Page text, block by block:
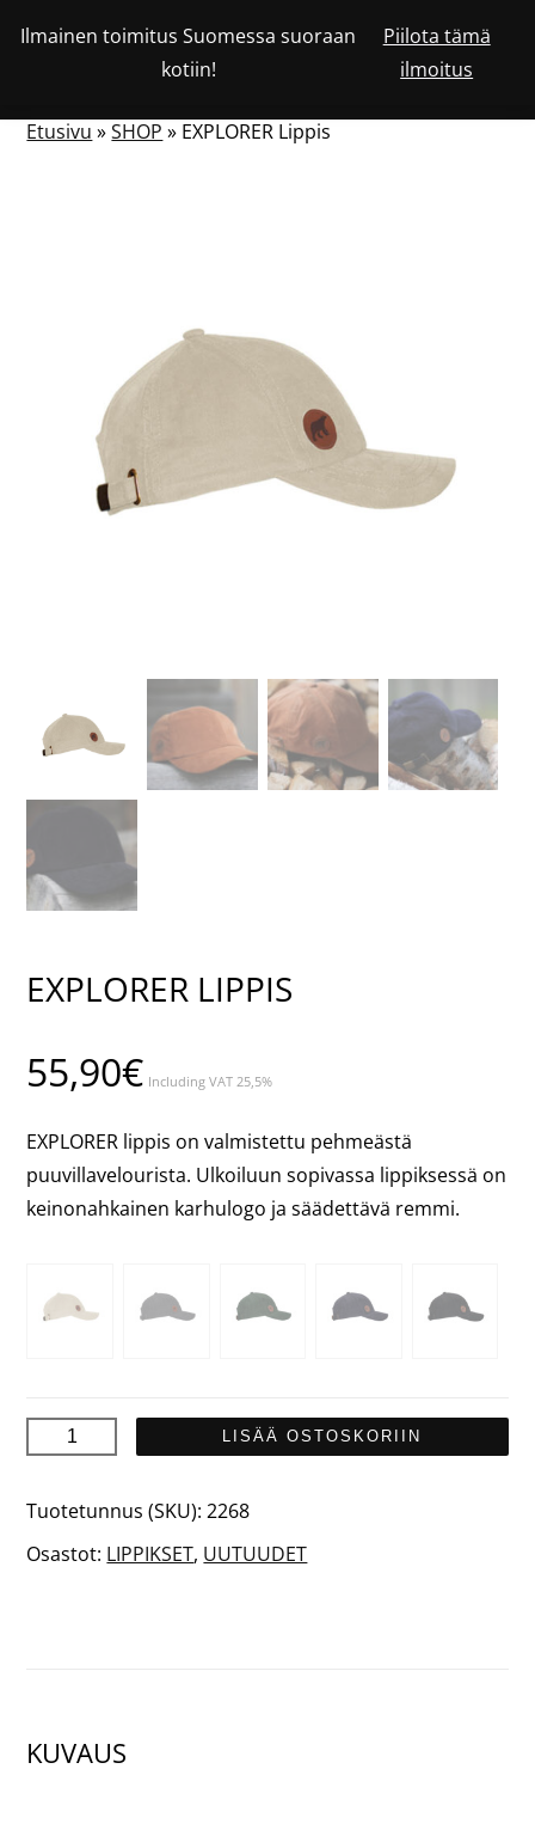
Ilmainen toimitus Suomessa suoraan
kotiin!
Piilota tämä
ilmoitus
Siirry
asiakastiliäsi
OSTOSKORISSA
NÄYTÄ
Etusivu »SHOP » EXPLORER Lippis
EXPLORER LIPPIS
55,90€ Including VAT 25,5%
EXPLORER lippis on valmistettu pehmeästä
puuvillavelourista. Ulkoiluun sopivassa lippiksessä on
keinonahkainen karhulogo ja säädettävä remmi.
EXPLORER
määrä
LISÄÄ OSTOSKORIIN
Tuotetunnus (SKU):2268
Osastot: LIPPIKSET, UUTUUDET
KUVAUS